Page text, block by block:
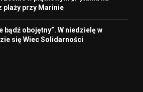
plaży przy Marinie
bądź obojętny”. W niedzielę w
się Wiec Solidarności